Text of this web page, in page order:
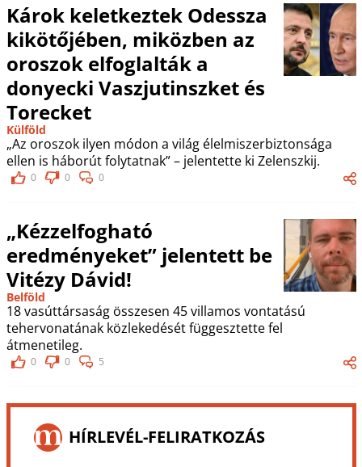
Károk keletkeztek Odessza
kikötőjében, miközben az
oroszok elfoglalták a
donyecki Vaszjutinszket és
Torecket
Külföld
„Az oroszok ilyen módon a világ élelmiszerbiztonsága
ellen is háborút folytatnak” – jelentette ki Zelenszkij.
0 0 0
„Kézzelfogható
eredményeket” jelentett be
Vitézy Dávid!
Belföld
18 vasúttársaság összesen 45 villamos vontatású
tehervonatának közlekedését függesztette fel
átmenetileg.
0 0 5
HÍRLEVÉL-FELIRATKOZÁS